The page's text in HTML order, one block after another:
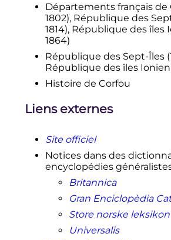
Départements français de
1802), République des
1814), République des îles
1864)
République des Sept-Îles
République des îles
Histoire de Corfou
Liens externes
Site officiel
Notices dans des
encyclopédies
Britannica
Gran Enciclopèdia
Store norske leksikon
Universalis